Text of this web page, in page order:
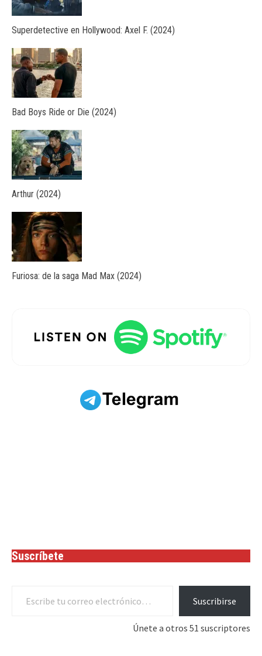
Superdetective en Hollywood: Axel F. (2024)
Bad Boys Ride or Die (2024)
Arthur (2024)
Furiosa: de la saga Mad Max (2024)
Suscríbete
Suscribirse
Únete a otros 51 suscriptores